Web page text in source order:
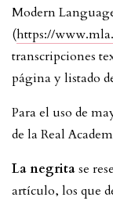
Modern
(https://
transcripciones
página y listado
Para el uso de
de la Real
La negritase
artículo, los que